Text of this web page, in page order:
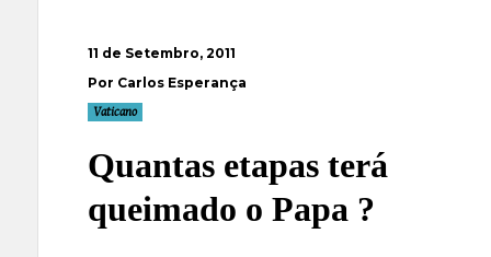
11 de Setembro, 2011
Por Carlos Esperança
Vaticano
Quantas etapas terá
queimado o Papa ?